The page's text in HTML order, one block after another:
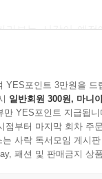
라보는 시각이 예
이들’의 등장만큼
가수 변신은 당시
며 새로운 트로트
불황에서 장윤정
, R&B, 힙합 등의
YES포인트 3만원을 드
일반회원 300원, 마니
만 YES포인트 지급됩니
점부터 마지막 회차 주
사락 독서모임 게시
패션 및 판매금지 상